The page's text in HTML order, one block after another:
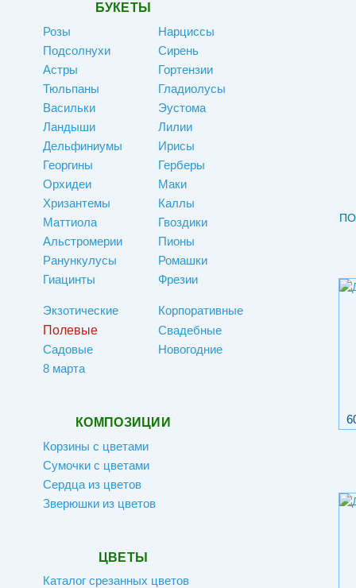
БУКЕТЫ
Розы
Подсолнухи
Астры
Тюльпаны
Васильки
Ландыши
Дельфиниумы
Георгины
Орхидеи
Хризантемы
Маттиола
Альстромерии
Ранункулусы
Гиацинты
Экзотические
Нарциссы
Сирень
Гортензии
Гладиолусы
Эустома
Лилии
Ирисы
Герберы
Маки
Каллы
Гвоздики
Пионы
Ромашки
Фрезии
Корпоративные
Полевые
Садовые
8 марта
Свадебные
Новогодние
КОМПОЗИЦИИ
Корзины с цветами
Сумочки с цветами
Сердца из цветов
Зверюшки из цветов
ЦВЕТЫ
Каталог срезанных цветов